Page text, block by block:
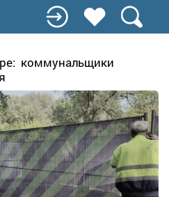
коммунальщики